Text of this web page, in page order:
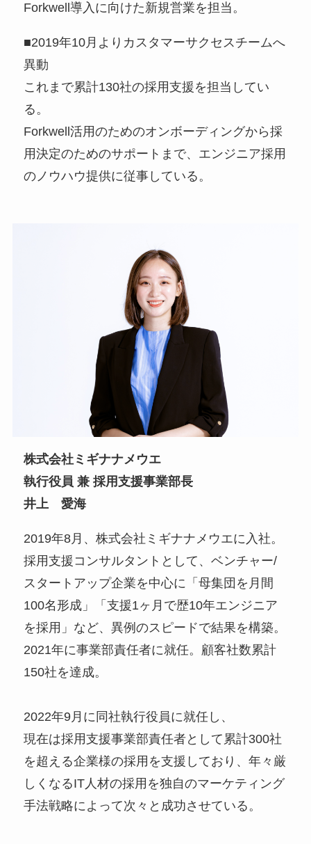
Forkwell導入に向けた新規営業を担当。
■2019年10月よりカスタマーサクセスチームへ
異動
これまで累計130社の採用支援を担当してい
る。
Forkwell活用のためのオンボーディングから採
用決定のためのサポートまで、エンジニア採用
のノウハウ提供に従事している。
株式会社ミギナナメウエ
執行役員 兼 採用支援事業部長
井上 愛海
2019年8月、株式会社ミギナナメウエに入社。
採用支援コンサルタントとして、ベンチャー/
スタートアップ企業を中心に「母集団を月間
100名形成」「支援1ヶ月で歴10年エンジニア
を採用」など、異例のスピードで結果を構築。
2021年に事業部責任者に就任。顧客社数累計
150社を達成。
2022年9月に同社執行役員に就任し、
現在は採用支援事業部責任者として累計300社
を超える企業様の採用を支援しており、年々厳
しくなるIT人材の採用を独自のマーケティング
手法戦略によって次々と成功させている。